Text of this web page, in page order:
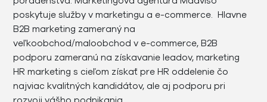
poskytuje služby v marketingu a e-commerce. Hlavne
B2B marketing zameraný na
veľkoobchod/maloobchod v e-commerce, B2B
podporu zameranú na získavanie leadov, marketing
HR marketing s cieľom získať pre HR oddelenie čo
najviac kvalitných kandidátov, ale aj podporu pri